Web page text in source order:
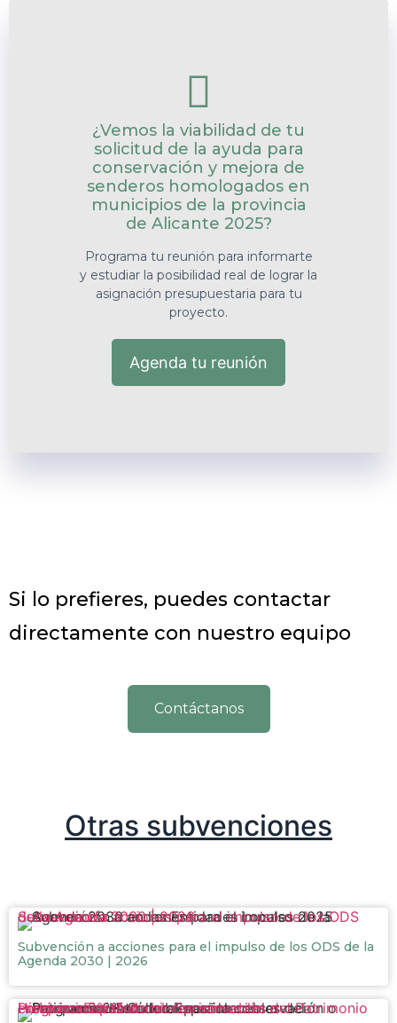
¿Vemos la viabilidad de tu
solicitud de la ayuda para
conservación y mejora de
senderos homologados en
municipios de la provincia
de Alicante 2025?
Programa tu reunión para informarte
y estudiar la posibilidad real de lograr la
asignación presupuestaria para tu
proyecto.
Agenda tu reunión
Si lo prefieres, puedes contactar
directamente con nuestro equipo
Contáctanos
Otras subvenciones
Subvención a acciones para el impulso de los ODS de la Agenda 2030 | 2026
Subvención a acciones para el impulso de los ODS de la
Agenda 2030 | 2026
Programa 2% Cultural: Conservación o enriquecimiento de bienes inmuebles del Patrimonio Histórico Español